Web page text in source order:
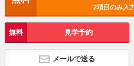
2項目のみ入
無料 見学予約
メールで送る